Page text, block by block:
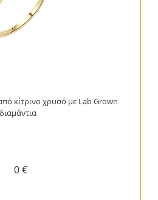
κίτρινο χρυσό με Lab Grown
διαμάντια
0 €